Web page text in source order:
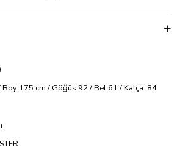
cm / Göğüs:92 / Bel:61 / Kalça: 84